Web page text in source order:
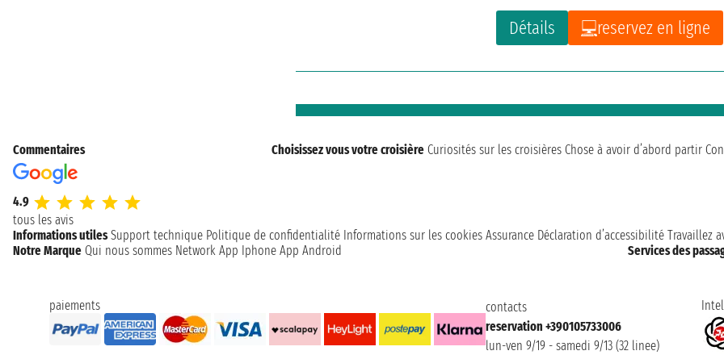
Détails reservez en ligne
Commentaires
4.9
tous les avis
Choisissez vous votre croisière Curiosités sur les croisières Chose à avoir d’abord partir
Informations utiles Support technique Politique de confidentialité Informations sur les cookies Assurance Déclaration d’accessibilité Travaillez
Notre Marque Qui nous sommes Network App Iphone App Android Services des
paiements
contacts
reservation +390105733006
lun-ven 9/19 - samedi 9/13 (32 linee)